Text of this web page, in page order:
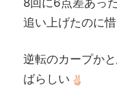
カ
ン
ニ
ー
追い上げたのに
逆転のカープか
ばらしい